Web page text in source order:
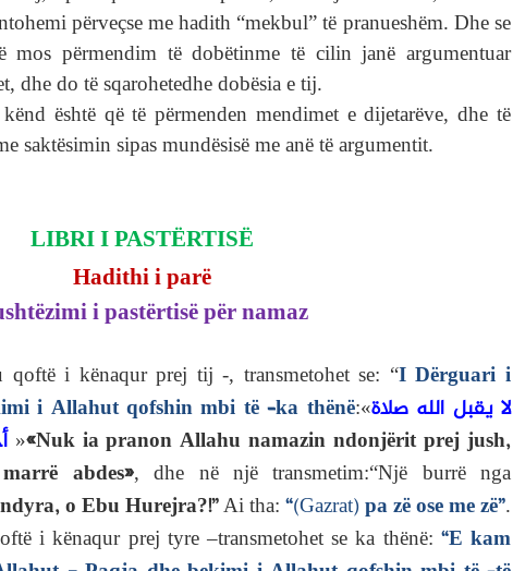
përveçse me hadith “mekbul” të pranueshëm. Dhe se
përmendim të dobëtinme të cilin janë argumentuar
dhe do të sqarohetedhe dobësia e tij.
është që të përmenden mendimet e dijetarëve, dhe të
saktësimin sipas mundësisë me anë të argumentit.
LIBRI I PASTËRTISË
Hadithi i parë
i pastërtisë për namaz
i kënaqur prej tij -, transmetohet se: “I Dërguari i
i Allahut qofshin mbi të –ka thënë:«لا يقبل الله صلاة
»«Nuk ia pranon Allahu namazin ndonjërit prej jush,
abdes», dhe në një transmetim:“Një burrë nga
ndyra, o Ebu Hurejra?!” Ai tha: “(Gazrat)pa zë ose me zë”.
i kënaqur prej tyre –transmetohet se ka thënë: “E kam